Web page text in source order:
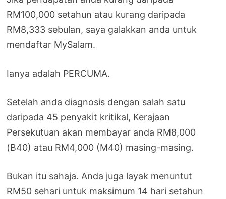
RM100,000 setahun atau kurang daripada
RM8,333 sebulan, saya galakkan anda untuk
mendaftar MySalam.
Ianya adalah PERCUMA.
Setelah anda diagnosis dengan salah satu
daripada 45 penyakit kritikal, Kerajaan
Persekutuan akan membayar anda RM8,000
(B40) atau RM4,000 (M40) masing-masing.
Bukan itu sahaja. Anda juga layak menuntut
RM50 sehari untuk maksimum 14 hari setahun